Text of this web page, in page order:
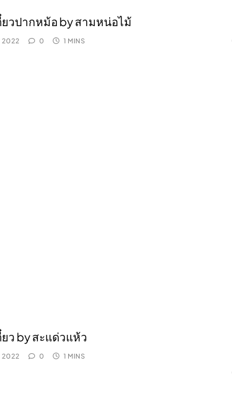
ยวปากหม้อ by สามหน่อไม้
2022 0 1 MINS
ว by สะแด่วแห้ว
2022 0 1 MINS